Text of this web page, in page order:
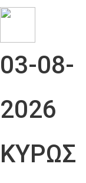
03-08-
2026
ΚΥΡΩΣ